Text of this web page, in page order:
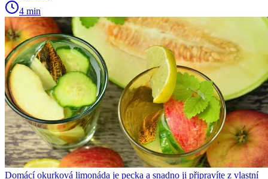
4 min
Domácí okurková limonáda je pecka a snadno ji připravíte z vlastní